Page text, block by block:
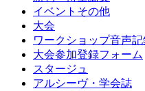
イベントその他
大会
ワークショップ音声記
大会参加登録フォーム
スタージュ
アルシーヴ・学会誌